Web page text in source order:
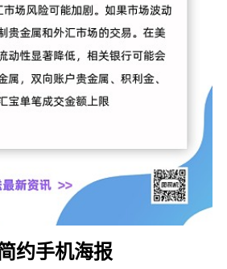
约手机海报